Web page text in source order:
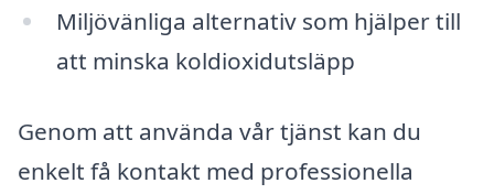
Miljövänliga alternativ som hjälper till
att minska koldioxidutsläpp
Genom att använda vår tjänst kan du
enkelt få kontakt med professionella